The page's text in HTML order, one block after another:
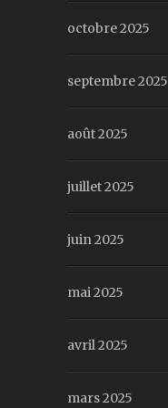
octobre 2025
septembre 2025
août 2025
juillet 2025
juin 2025
mai 2025
avril 2025
mars 2025